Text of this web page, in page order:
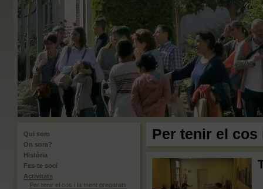
Qui som
On som?
Història
Fes-te soci
Activitats
Per tenir el cos i la ment preparats
Per tenir el cos